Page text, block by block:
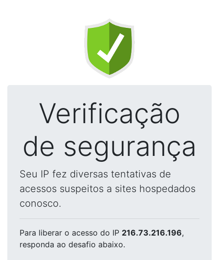
Verificação
de segurança
Seu IP fez diversas tentativas de
acessos suspeitos a sites hospedados
conosco.
Para liberar o acesso do IP 216.73.216.196,
responda ao desafio abaixo.